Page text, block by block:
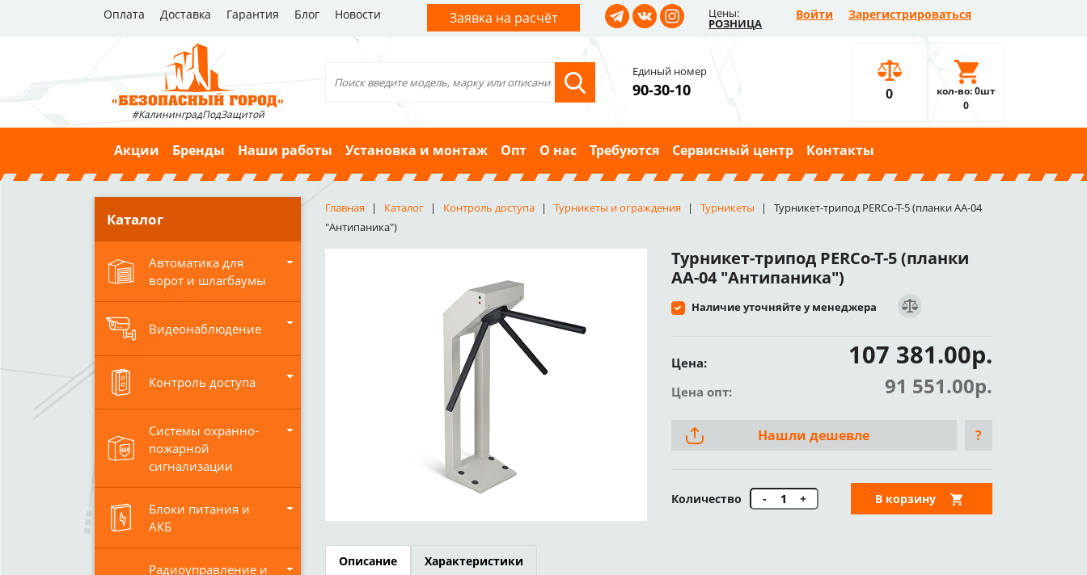
Оплата Доставка Гарантия Блог Новости Заявка на расчёт Цены:
РОЗНИЦА
Войти Зарегистрироваться
#КалининградПодЗащитой
Единый номер
90-30-10 0
кол-во: 0шт
0
Акции Бренды Наши работы Установка и монтаж Опт О нас Требуются Сервисный центр Контакты
Каталог
Автоматика для
ворот и шлагбаумы
Видеонаблюдение
Контроль доступа
Системы охранно-
пожарной
сигнализации
Блоки питания и
АКБ
Радиоуправление и
Главная Каталог Контроль доступа Турникеты и ограждения Турникеты
Турникет-трипод PERCo-T-5 (планки AA-04
"Антипаника")
Турникет-трипод PERCo-T-5 (планки
AA-04 "Антипаника")
Наличие уточняйте у менеджера
Цена: 107 381.00р.
Цена опт: 91 551.00р.
Нашли дешевле ?
Количество - + В корзину
Описание Характеристики